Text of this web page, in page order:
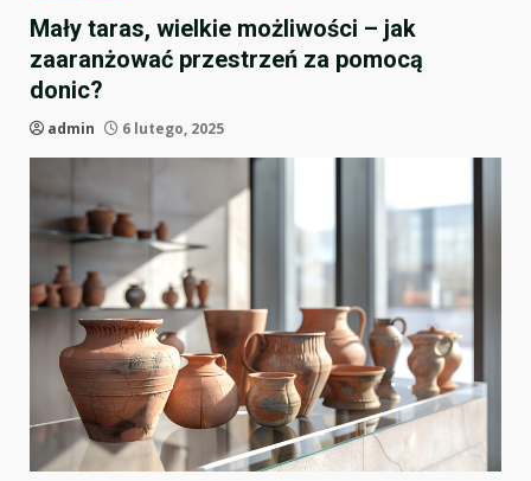
Mały taras, wielkie możliwości – jak
zaaranżować przestrzeń za pomocą
donic?
admin 6 lutego, 2025